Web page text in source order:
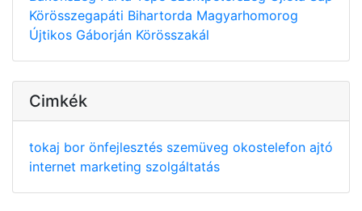
Körösszegapáti Bihartorda Magyarhomorog
Újtikos Gáborján Körösszakál
Cimkék
tokaj bor önfejlesztés szemüveg okostelefon ajtó
internet marketing szolgáltatás